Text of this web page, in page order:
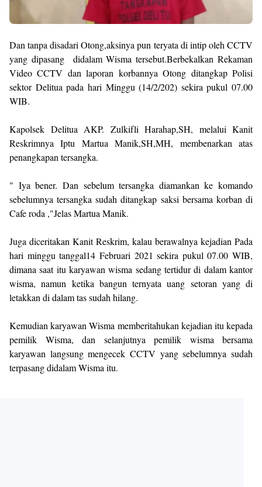
Dan tanpa disadari Otong,aksinya pun teryata di intip oleh CCTV
yang dipasang didalam Wisma tersebut.Berbekalkan Rekaman
Video CCTV dan laporan korbannya Otong ditangkap Polisi
sektor Delitua pada hari Minggu (14/2/202) sekira pukul 07.00
WIB.
Kapolsek Delitua AKP. Zulkifli Harahap,SH, melalui Kanit
Reskrimnya Iptu Martua Manik,SH,MH, membenarkan atas
penangkapan tersangka.
" Iya bener. Dan sebelum tersangka diamankan ke komando
sebelumnya tersangka sudah ditangkap saksi bersama korban di
Cafe roda ,"Jelas Martua Manik.
Juga diceritakan Kanit Reskrim, kalau berawalnya kejadian Pada
hari minggu tanggal14 Februari 2021 sekira pukul 07.00 WIB,
dimana saat itu karyawan wisma sedang tertidur di dalam kantor
wisma, namun ketika bangun ternyata uang setoran yang di
letakkan di dalam tas sudah hilang.
Kemudian karyawan Wisma memberitahukan kejadian itu kepada
pemilik Wisma, dan selanjutnya pemilik wisma bersama
karyawan langsung mengecek CCTV yang sebelumnya sudah
terpasang didalam Wisma itu.